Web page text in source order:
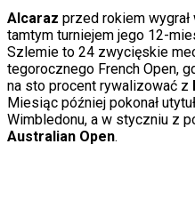
Nostalgia
Łamigłówki
Kartka z
Kultowe przeboje
Porady z tamtych
Wtedy się działo
Silver news
Ogród
Alcaraz przed rokiem
tamtym turniejem jego 12-
Szlemie to 24 zwycięskie
tegorocznego French Open,
na sto procent rywalizować z
Miesiąc później pokonał
Wimbledonu, a w styczniu z
Australian Open.